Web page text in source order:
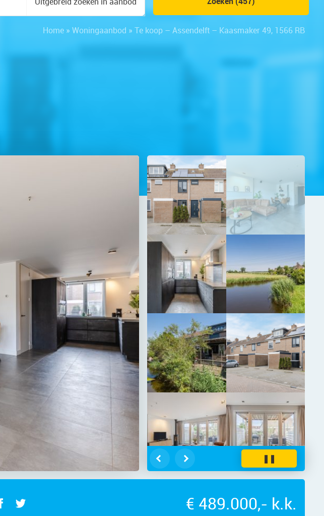
Home » Woningaanbod » Te koop – Assendelft – Kaasmaker 49, 1566 RB
❚❚
€ 489.000,- k.k.